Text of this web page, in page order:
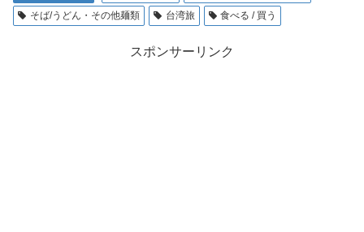
そば/うどん・その他麺類
台湾旅 食べる / 買う
スポンサーリンク